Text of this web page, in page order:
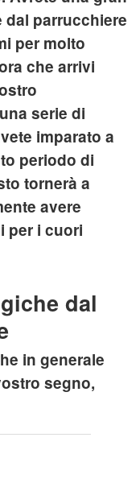
parrucchiere
per molto
che arrivi
serie di
imparato a
periodo di
tornerà a
avere
per i cuori
dal
in generale
segno,